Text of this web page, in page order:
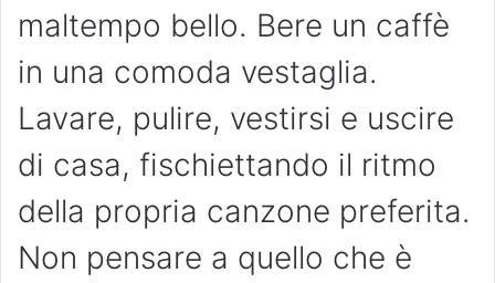
maltempo bello. Bere un caffè
in una comoda vestaglia.
Lavare, pulire, vestirsi e uscire
di casa, fischiettando il ritmo
della propria canzone preferita.
Non pensare a quello che è